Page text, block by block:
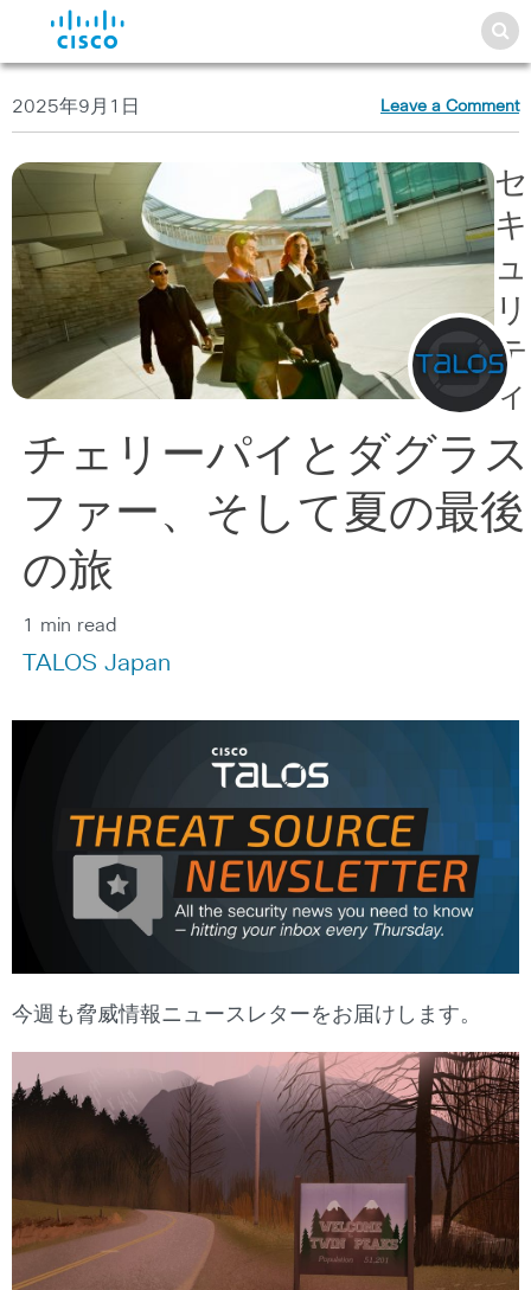
2025年9月1日 Leave a Comment
セ
キ
ュ
リ
テ
ィ
チェリーパイとダグラス
ファー、そして夏の最後
の旅
1 min read
TALOS Japan
今週も脅威情報ニュースレターをお届けします。